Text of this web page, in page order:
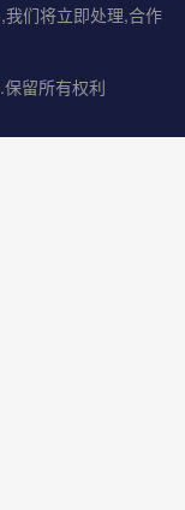
们将立即处理,合作
.保留所有权利